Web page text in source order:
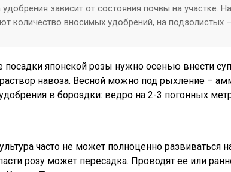
зависит от состояния почвы на участке.
количество вносимых удобрений, на подзолистых
посадки японской розы нужно осенью внести
навоза. Весной можно под рыхление –
в бороздки: ведро на 2-3 погонных
часто не может полноценно развиваться
розу может пересадка. Проводят ее или